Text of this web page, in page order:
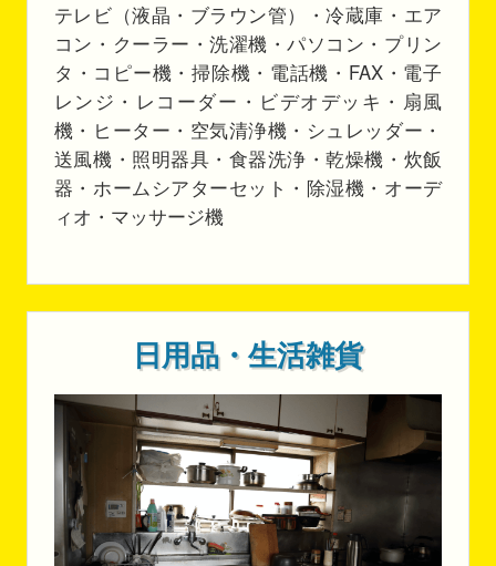
テレビ（液晶・ブラウン管）・冷蔵庫・エア
コン・クーラー・洗濯機・パソコン・プリン
タ・コピー機・掃除機・電話機・FAX・電子
レンジ・レコーダー・ビデオデッキ・扇風
機・ヒーター・空気清浄機・シュレッダー・
送風機・照明器具・食器洗浄・乾燥機・炊飯
器・ホームシアターセット・除湿機・オーデ
ィオ・マッサージ機
日用品・生活雑貨